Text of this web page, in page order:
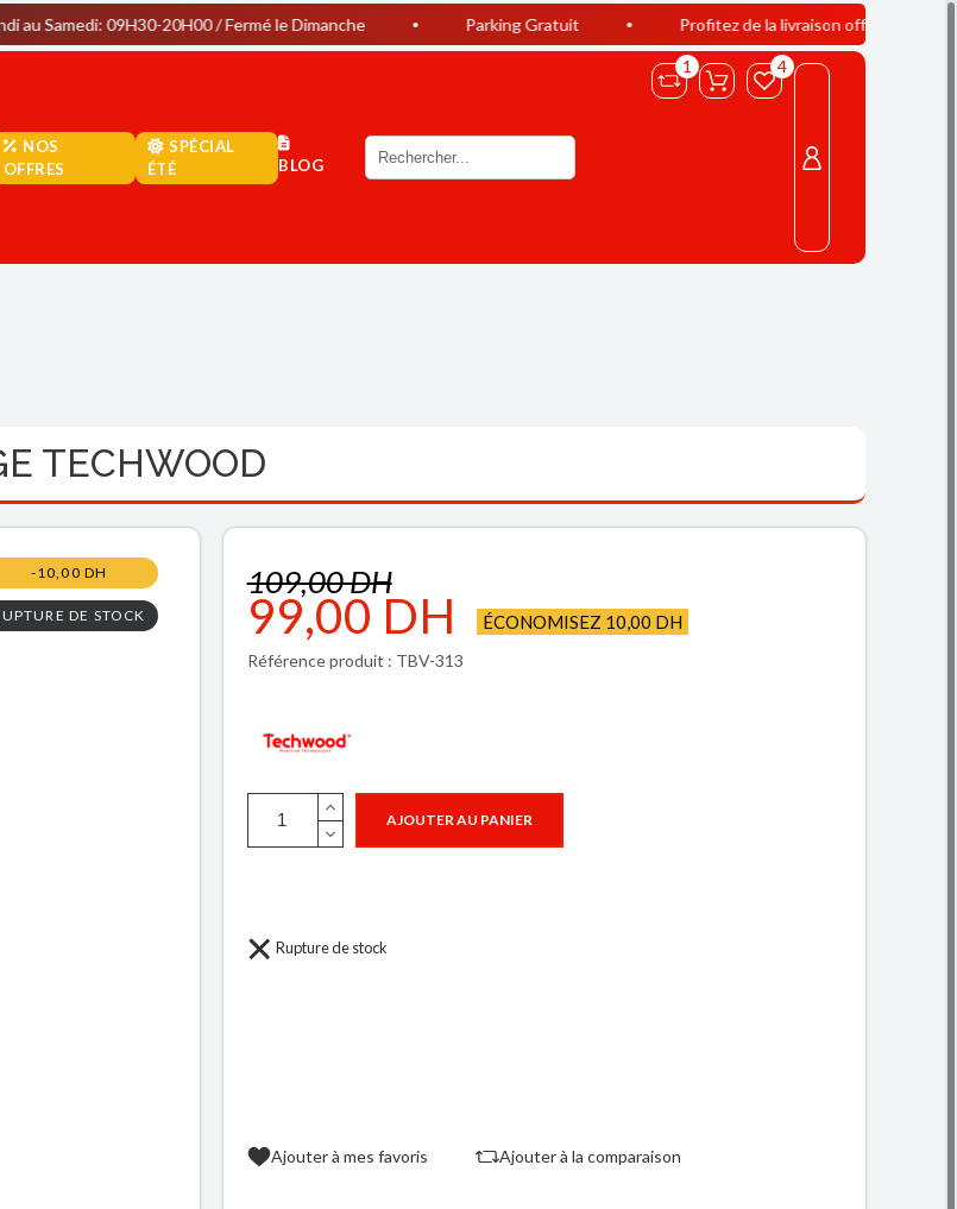
09H30-20H00 / Fermé le Dimanche Parking Gratuit Profitez de la livraison offerte à Casablanca dès
NOS
OFFRES
SPÉCIAL
ÉTÉ
BLOG
1 4
TECHWOOD
-10,00 DH
DE STOCK
109,00 DH
99,00 DH ÉCONOMISEZ 10,00 DH
Référence produit : TBV-313
AJOUTER AU PANIER
Rupture de stock
Ajouter à mes favoris Ajouter à la comparaison